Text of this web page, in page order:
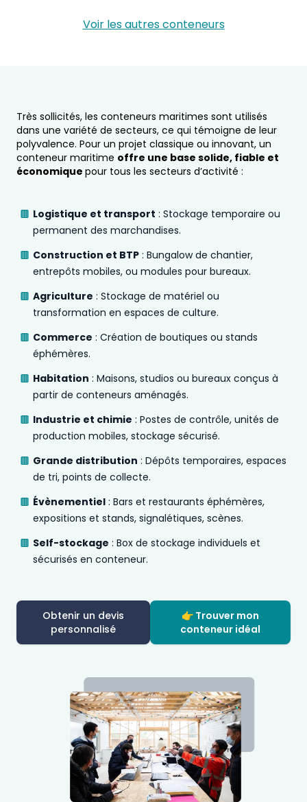
Voir les autres conteneurs
Très sollicités, les conteneurs maritimes sont utilisés
dans une variété de secteurs, ce qui témoigne de leur
polyvalence. Pour un projet classique ou innovant, un
conteneur maritime offre une base solide, fiable et
économique pour tous les secteurs d’activité :
Logistique et transport : Stockage temporaire ou
permanent des marchandises.
Construction et BTP : Bungalow de chantier,
entrepôts mobiles, ou modules pour bureaux.
Agriculture : Stockage de matériel ou
transformation en espaces de culture.
Commerce : Création de boutiques ou stands
éphémères.
Habitation : Maisons, studios ou bureaux conçus à
partir de conteneurs aménagés.
Industrie et chimie : Postes de contrôle, unités de
production mobiles, stockage sécurisé.
Grande distribution : Dépôts temporaires, espaces
de tri, points de collecte.
Évènementiel : Bars et restaurants éphémères,
expositions et stands, signalétiques, scènes.
Self-stockage : Box de stockage individuels et
sécurisés en conteneur.
Obtenir un devis
personnalisé
👉 Trouver mon
conteneur idéal